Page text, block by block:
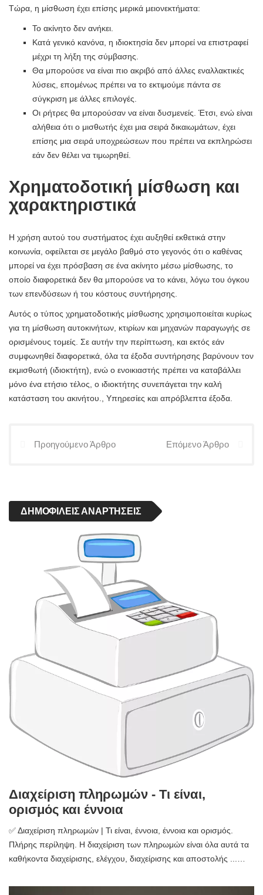
Τώρα, η μίσθωση έχει επίσης μερικά μειονεκτήματα:
Το ακίνητο δεν ανήκει.
Κατά γενικό κανόνα, η ιδιοκτησία δεν μπορεί να επιστραφεί
μέχρι τη λήξη της σύμβασης.
Θα μπορούσε να είναι πιο ακριβό από άλλες εναλλακτικές
λύσεις, επομένως πρέπει να το εκτιμούμε πάντα σε
σύγκριση με άλλες επιλογές.
Οι ρήτρες θα μπορούσαν να είναι δυσμενείς. Έτσι, ενώ είναι
αλήθεια ότι ο μισθωτής έχει μια σειρά δικαιωμάτων, έχει
επίσης μια σειρά υποχρεώσεων που πρέπει να εκπληρώσει
εάν δεν θέλει να τιμωρηθεί.
Χρηματοδοτική μίσθωση και
χαρακτηριστικά
Η χρήση αυτού του συστήματος έχει αυξηθεί εκθετικά στην
κοινωνία, οφείλεται σε μεγάλο βαθμό στο γεγονός ότι ο καθένας
μπορεί να έχει πρόσβαση σε ένα ακίνητο μέσω μίσθωσης, το
οποίο διαφορετικά δεν θα μπορούσε να το κάνει, λόγω του όγκου
των επενδύσεων ή του κόστους συντήρησης.
Αυτός ο τύπος χρηματοδοτικής μίσθωσης χρησιμοποιείται κυρίως
για τη μίσθωση αυτοκινήτων, κτιρίων και μηχανών παραγωγής σε
ορισμένους τομείς. Σε αυτήν την περίπτωση, και εκτός εάν
συμφωνηθεί διαφορετικά, όλα τα έξοδα συντήρησης βαρύνουν τον
εκμισθωτή (ιδιοκτήτη), ενώ ο ενοικιαστής πρέπει να καταβάλλει
μόνο ένα ετήσιο τέλος, ο ιδιοκτήτης συνεπάγεται την καλή
κατάσταση του ακινήτου., Υπηρεσίες και απρόβλεπτα έξοδα.
Προηγούμενο Άρθρο Επόμενο Άρθρο
ΔΗΜΟΦΙΛΕΊΣ ΑΝΑΡΤΉΣΕΙΣ
Διαχείριση πληρωμών - Τι είναι,
ορισμός και έννοια
✅ Διαχείριση πληρωμών | Τι είναι, έννοια, έννοια και ορισμός.
Πλήρης περίληψη. Η διαχείριση των πληρωμών είναι όλα αυτά τα
καθήκοντα διαχείρισης, ελέγχου, διαχείρισης και αποστολής ...…